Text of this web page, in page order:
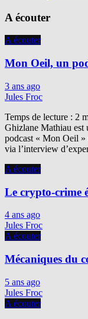
A écouter
A écouter
Mon Oeil, un
3 ans ago
Jules Froc
Temps de lecture : 2
Ghizlane Mathiau est
podcast « Mon Oeil »
via l’interview
A écouter
Le crypto-crime
4 ans ago
Jules Froc
A écouter
Mécaniques du
5 ans ago
Jules Froc
A écouter